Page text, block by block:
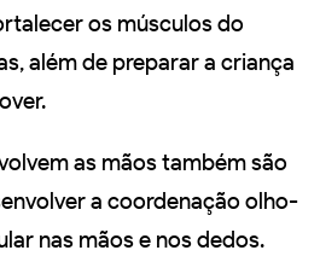
os músculos do
além de preparar a criança
as mãos também são
a coordenação olho-
nas mãos e nos dedos.